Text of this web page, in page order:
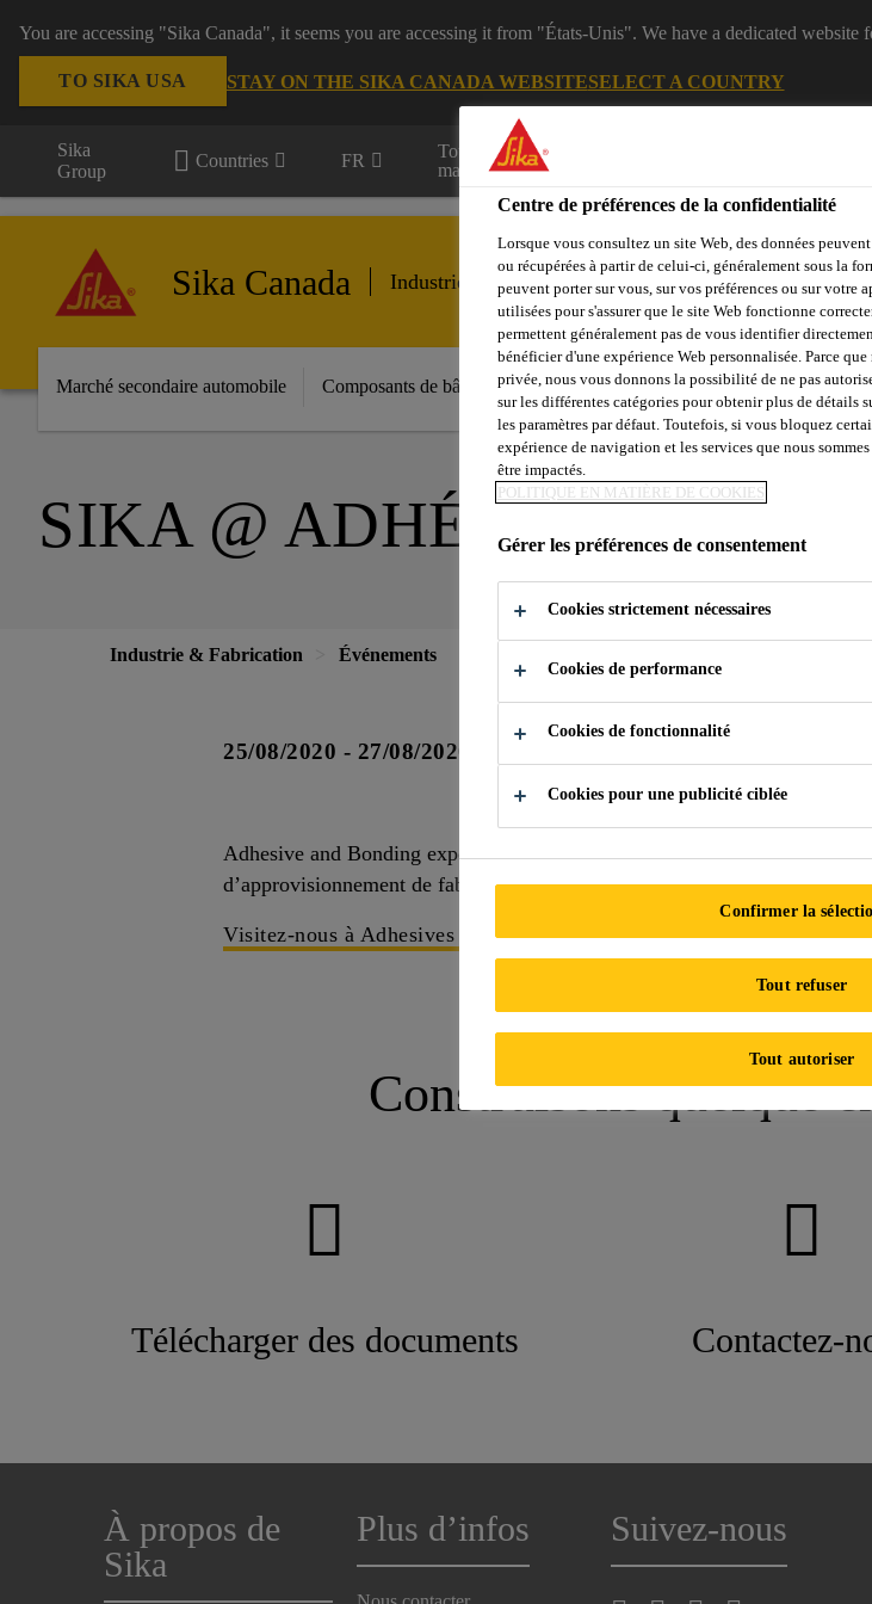
You are accessing "Sika Canada", it seems you are accessing it from "États-Unis". We have a dedicated website
TO SIKA USA STAY ON THE SIKA CANADA WEBSITESELECT A COUNTRY
Sika
Group
Countries FR
Tous les
marchés
Sika Canada Industrie marchés
Marché secondaire automobile Composants de bâtiments Marine Énergies renouvelables
SIKA @ ADHÉSIVES ET
Industrie & Fabrication Événements
25/08/2020 - 27/08/2020
Adhesive and Bonding expo relie les fabricants et les acheteurs de
d’approvisionnement de fabrication d’adhésif et de collage.
Visitez-nous à Adhesives and Bonding Expo
Construisons quelque
Télécharger des documents Contactez-
À propos de
Sika
Plus d’infos Suivez-nous
Centre de préférences de la confidentialité
Lorsque vous consultez un site Web, des données
ou récupérées à partir de celui-ci, généralement sous la
peuvent porter sur vous, sur vos préférences ou sur votre
utilisées pour s'assurer que le site Web fonctionne
permettent généralement pas de vous identifier
bénéficier d'une expérience Web personnalisée. Parce
privée, nous vous donnons la possibilité de ne pas
sur les différentes catégories pour obtenir plus de détails
les paramètres par défaut. Toutefois, si vous bloquez
expérience de navigation et les services que nous
être impactés.
POLITIQUE EN MATIÈRE DE COOKIES
Gérer les préférences de consentement
Cookies strictement nécessaires
Cookies de performance
Cookies de fonctionnalité
Cookies pour une publicité ciblée
Confirmer la
Tout refuser
Tout autoriser